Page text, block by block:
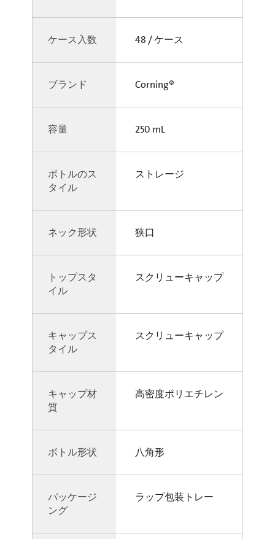
ケース入数 48 / ケース
ブランド Corning®
容量 250 mL
ボトルのス
タイル
ストレージ
ネック形状 狭口
トップスタ
イル
スクリューキャップ
キャップス
タイル
スクリューキャップ
キャップ材
質
高密度ポリエチレン
ボトル形状 八角形
パッケージ
ング
ラップ包装トレー